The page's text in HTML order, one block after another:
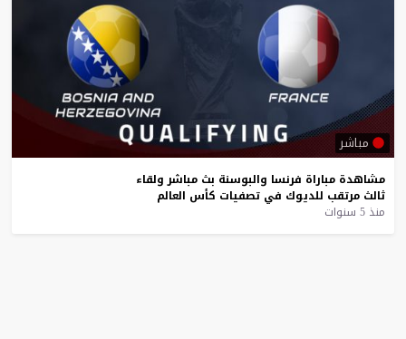
مباشر
مشاهدة مباراة فرنسا والبوسنة بث مباشر ولقاء
ثالث مرتقب للديوك في تصفيات كأس العالم
منذ 5 سنوات